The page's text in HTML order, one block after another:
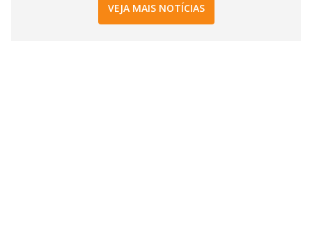
VEJA MAIS NOTÍCIAS